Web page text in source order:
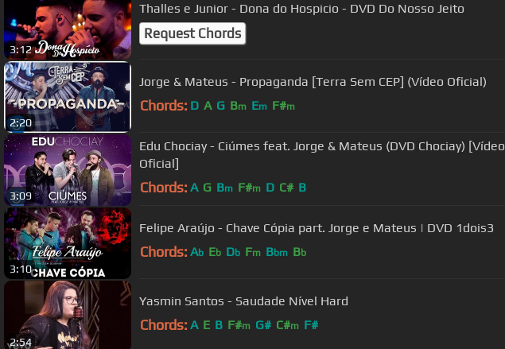
3:12
Thalles e Junior - Dona do Hospicio - DVD Do Nosso Jeito
Request Chords
2:20
Jorge & Mateus - Propaganda [Terra Sem CEP] (Vídeo Oficial)
Chords: D A G Bm Em F#m
3:09
Edu Chociay - Ciúmes feat. Jorge & Mateus (DVD Chociay) [Vídeo
Oficial]
Chords: A G Bm F#m D C# B
3:10
Felipe Araújo - Chave Cópia part. Jorge e Mateus | DVD 1dois3
Chords: Ab Eb Db Fm Bbm Bb
2:54
Yasmin Santos - Saudade Nível Hard
Chords: A E B F#m G# C#m F#